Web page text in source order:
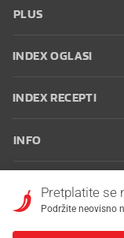
PLUS
INDEX OGLASI
INDEX RECEPTI
INFO
korištenja
Postavke
Pretplatite se
Podržite neovisno